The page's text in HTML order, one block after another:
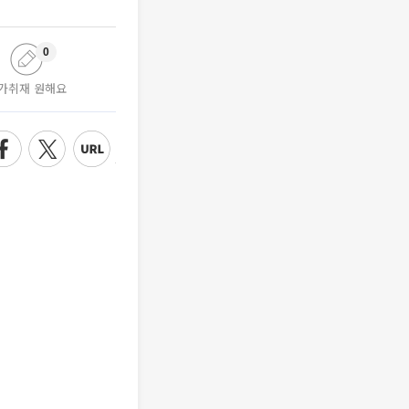
취재 원해요
0